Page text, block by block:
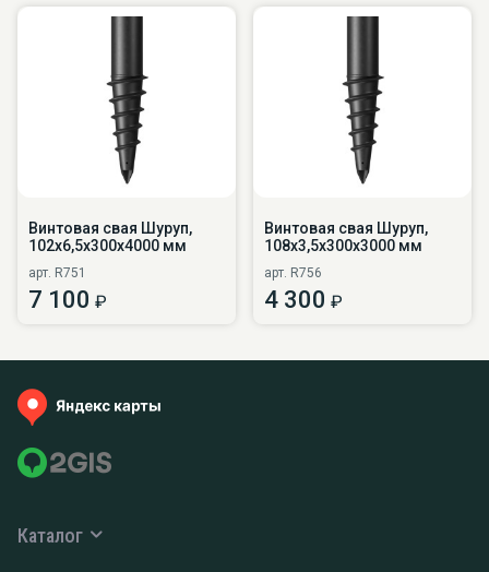
Винтовая свая Шуруп,
102х6,5х300х4000 мм
арт. R751
7 100 ₽
Винтовая свая Шуруп,
108х3,5х300х3000 мм
арт. R756
4 300 ₽
Каталог